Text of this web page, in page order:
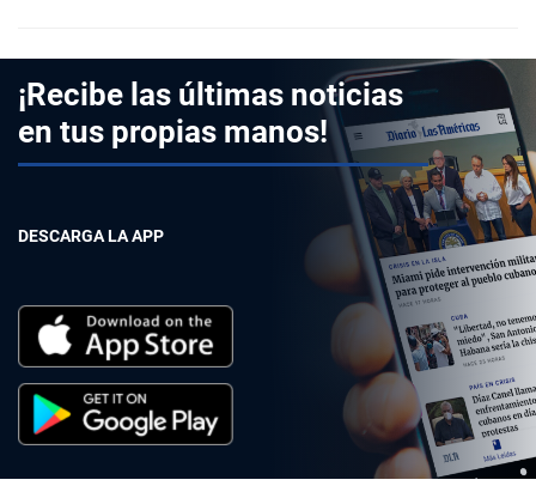
¡Recibe las últimas noticias
en tus propias manos!
DESCARGA LA APP